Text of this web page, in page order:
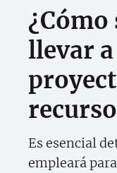
¿Cómo
llevar
Es esencial
empleará